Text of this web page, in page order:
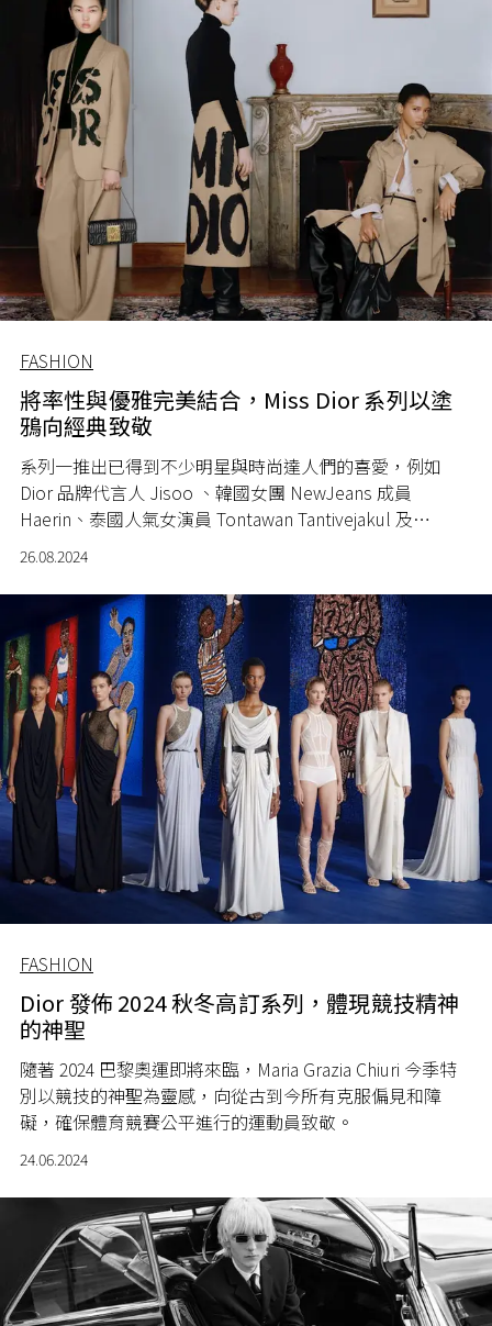
FASHION
將率性與優雅完美結合，Miss Dior 系列以塗
鴉向經典致敬
系列一推出已得到不少明星與時尚達人們的喜愛，例如
Dior 品牌代言人 Jisoo 、韓國女團 NewJeans 成員
Haerin、泰國人氣女演員 Tontawan Tantivejakul 及
26.08.2024
FASHION
Dior 發佈 2024 秋冬高訂系列，體現競技精神
的神聖
隨著 2024 巴黎奧運即將來臨，Maria Grazia Chiuri 今季特
別以競技的神聖為靈感，向從古到今所有克服偏見和障
礙，確保體育競賽公平進行的運動員致敬。
24.06.2024